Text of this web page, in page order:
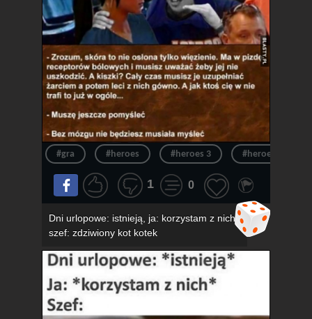
#gra #heroes #heroes 3 #heroes of
1 0
Dni urlopowe: istnieją, ja: korzystam z nich,
szef: zdziwiony kot kotek